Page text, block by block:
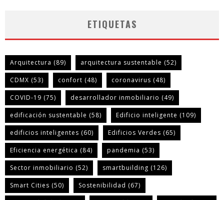
ETIQUETAS
Arquitectura (89) arquitectura sustentable (52)
CDMX (53) confort (48) coronavirus (48)
COVID-19 (75) desarrollador inmobiliario (49)
edificación sustentable (58) Edificio inteligente (109)
edificios inteligentes (60) Edificios Verdes (65)
Eficiencia energética (84) pandemia (53)
Sector inmobiliario (52) smartbuilding (126)
Smart Cities (50) Sostenibilidad (67)